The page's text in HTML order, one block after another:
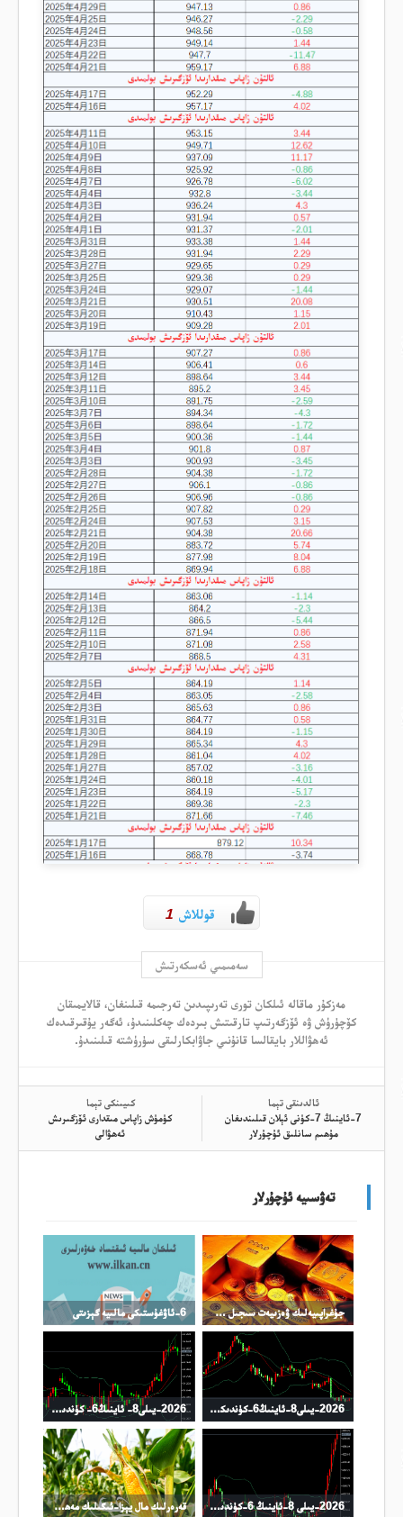
قوللاش 1
سەمىمىي ئەسكەرتىش
مەزكۇر ماقالە ئىلكان تورى تەرىپىدىن تەرجىمە قىلىنغان، قالايمىقان
كۆچۈرۈش ۋە ئۆزگەرتىپ تارقىتىش بىردەك چەكلىنىدۇ، ئەگەر يۇقىرقىدەك
ئەھۋاللار بايقالسا قانۇنىي جاۋابكارلىقى سۈرۈشتە قىلىنىدۇ.
ئالدىنقى تېما
7-ئاينىڭ 7-كۈنى ئېلان قىلىندىغان
مۇھىم سانلىق ئۇچۇرلار
كىيىنكى تېما
كۈمۈش زاپاس مىقدارى ئۆزگىرىش
ئەھۋالى
تەۋسىيە ئۇچۇرلار
جۇغراپىيەلىك ۋەزىيەت سىجىل چىڭىيىپ، ئالتۇن باھاسى ئۆستۈرۈلدى 6-ئاۋغۇستىكى مالىيە گېزىتى
2026-يىلى8-ئاينىڭ6-كۈندىكى نىفىت سودا خۇلاسىسى 2026-يىلى8- ئاينىڭ6- كۈندىكى كۈمۈش سودا خۇلاسىسى
2026-يىلى 8-ئاينىڭ 6-كۈندىكى ئالتۇن سودا خۇلاسسىي قەرەرلىك مال يېزا-ئىگىلىك مەھسۇلاتلىرى